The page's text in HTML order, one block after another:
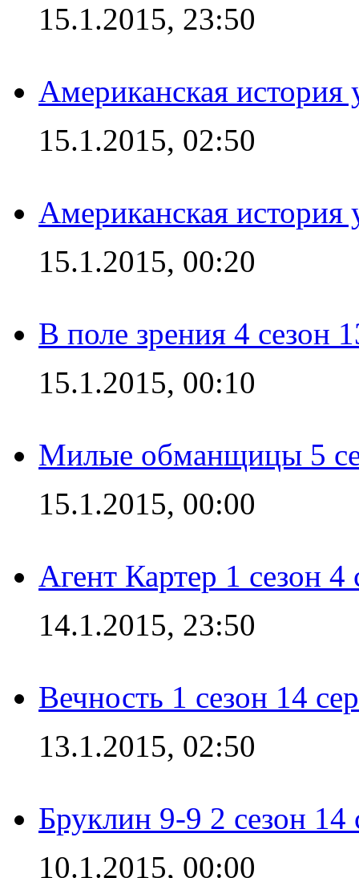
15.1.2015, 23:50
Американская история
15.1.2015, 02:50
Американская история
15.1.2015, 00:20
В поле зрения 4 сезон
15.1.2015, 00:10
Милые обманщицы 5
15.1.2015, 00:00
Агент Картер 1 сезон 4
14.1.2015, 23:50
Вечность 1 сезон 14
13.1.2015, 02:50
Бруклин 9-9 2 сезон 14
10.1.2015, 00:00